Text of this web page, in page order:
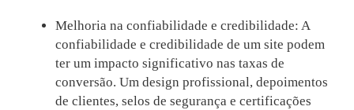
Melhoria na confiabilidade e credibilidade: A
confiabilidade e credibilidade de um site podem
ter um impacto significativo nas taxas de
conversão. Um design profissional, depoimentos
de clientes, selos de segurança e certificações